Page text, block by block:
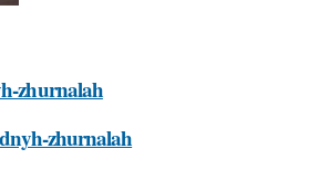
zhurnalah
zhurnalah